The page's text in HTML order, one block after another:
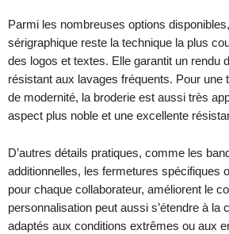
Parmi les nombreuses options
sérigraphique reste la technique la plus
des logos et textes. Elle garantit un rendu
résistant aux lavages fréquents. Pour une
de modernité, la broderie est aussi très
aspect plus noble et une excellente
D’autres détails pratiques, comme les
additionnelles, les fermetures spécifiques
pour chaque collaborateur, améliorent le
personnalisation peut aussi s’étendre à la
adaptés aux conditions extrêmes ou aux